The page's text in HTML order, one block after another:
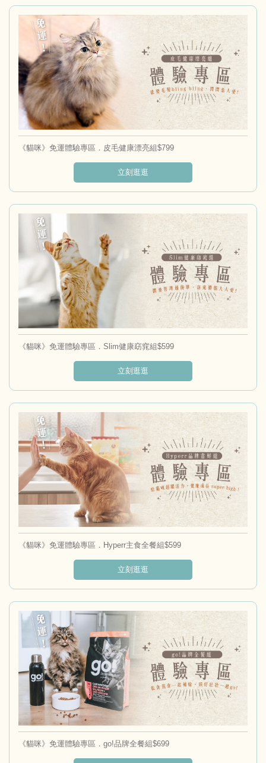
《貓咪》免運體驗專區．皮毛健康漂亮組$799
立刻逛逛
《貓咪》免運體驗專區．Slim健康窈窕組$599
立刻逛逛
《貓咪》免運體驗專區．Hyperr主食全餐組$599
立刻逛逛
《貓咪》免運體驗專區．go!品牌全餐組$699